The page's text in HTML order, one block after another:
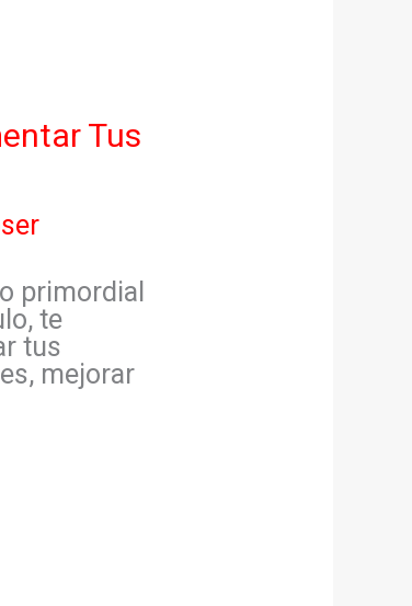
Tus
primordial
te
tus
mejorar